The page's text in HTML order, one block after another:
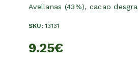
Avellanas (43%), cacao
SKU:13131
9.25€